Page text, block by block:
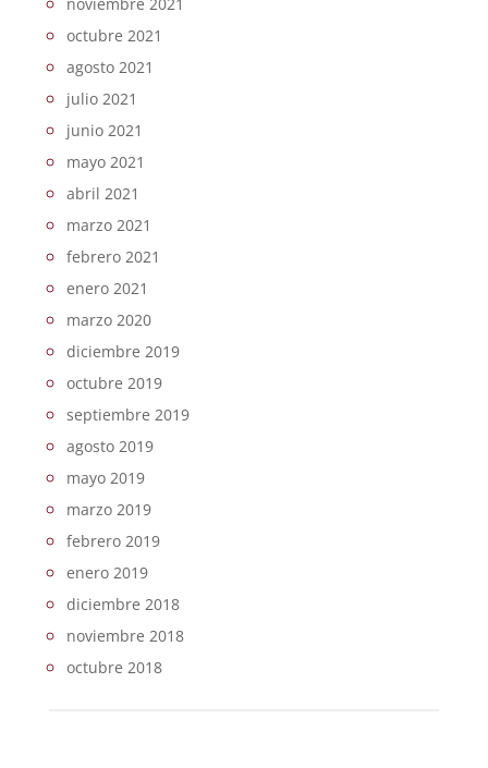
noviembre 2021
octubre 2021
agosto 2021
julio 2021
junio 2021
mayo 2021
abril 2021
marzo 2021
febrero 2021
enero 2021
marzo 2020
diciembre 2019
octubre 2019
septiembre 2019
agosto 2019
mayo 2019
marzo 2019
febrero 2019
enero 2019
diciembre 2018
noviembre 2018
octubre 2018